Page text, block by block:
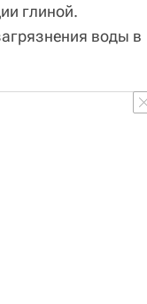
глиной.
воды в